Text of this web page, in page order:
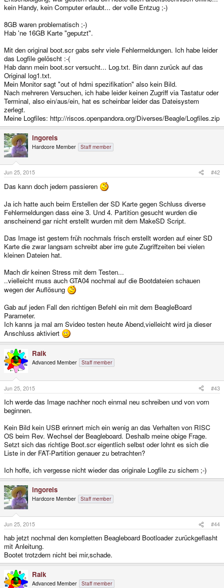
kein Handy, kein Computer erlaubt... der volle Entzug ;-)
8GB waren problematisch ;-)
Hab 'ne 16GB Karte "geputzt".
Mit den original boot.scr gabs sehr viele Fehlermeldungen. Ich habe leider
das Logfile gelöscht :-(
Hab dann mein boot.scr versucht... Log.txt. Bin dann zurück auf das
Original log1.txt.
Mein Monitor sagt "out of hdmi spezifikation" also kein Bild.
Nach mehreren Versuchen, ich habe leider keinen Zugriff via Tastatur oder
Terminal, also ein/aus/ein, hat es scheinbar leider das Dateisystem
zerlegt.
Meine Logfiles: http://riscos.openpandora.org/Diverses/Beagle/Logfiles.zip
ingoreis
Hardcore Member Staff member
Jun 25, 2015 #42
Das kann doch jedem passieren
Ja ich hatte auch beim Erstellen der SD Karte gegen Schluss diverse
Fehlermeldungen dass eine 3. Und 4. Partition gesucht wurden die
anscheinend gar nicht erstellt wurden mit dem MakeSD Script.
Das Image ist gestern früh nochmals frisch erstellt worden auf einer SD
Karte die zwar langsam schreibt aber irre gute Zugriffzeiten bei vielen
kleinen Dateien hat.
Mach dir keinen Stress mit dem Testen...
..vielleicht muss auch GTA04 nochmal auf die Bootdateien schauen
wegen der Auflösung
Gab auf jeden Fall den richtigen Befehl ein mit dem BeagleBoard
Parameter.
Ich kanns ja mal am Svideo testen heute Abend,vielleicht wird ja dieser
Anschluss aktiviert
Raik
Advanced Member Staff member
Jun 25, 2015 #43
Ich werde das Image nachher noch einmal neu schreiben und von vorn
beginnen.
Kein Bild kein USB erinnert mich ein wenig an das Verhalten von RISC
OS beim Rev. Wechsel der Beagleboard. Deshalb meine obige Frage.
Setzt sich das richtige Boot.scr eigentlich selbst oder lohnt es sich die
Liste in der FAT-Partition genauer zu betrachten?
Ich hoffe, ich vergesse nicht wieder das originale Logfile zu sichern ;-)
ingoreis
Hardcore Member Staff member
Jun 25, 2015 #44
hab jetzt nochmal den kompletten Beagleboard Bootloader zurückgeflasht
mit Anleitung.
Bootet trotzdem nicht bei mir,schade.
Raik
Advanced Member Staff member